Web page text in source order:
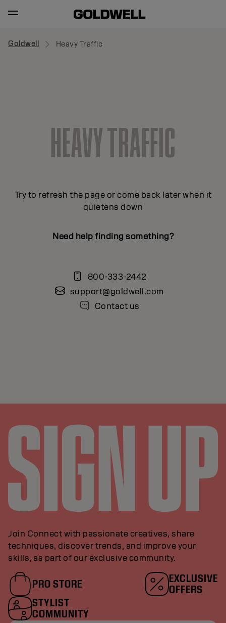
Goldwell Heavy Traffic
HEAVY TRAFFIC
Try to refresh the page or come back later when it
quietens down
Need help finding something?
800-333-2442
support@goldwell.com
Contact us
Join Connect with passionate creatives, share
techniques, discover trends, and improve your
skills, as part of our exclusive community.
PRO STORE
EXCLUSIVE
OFFERS
STYLIST
COMMUNITY